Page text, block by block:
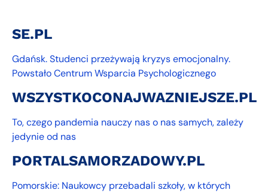
SE.PL
Gdańsk. Studenci przeżywają kryzys emocjonalny.
Powstało Centrum Wsparcia Psychologicznego
WSZYSTKOCONAJWAZNIEJSZE.PL
To, czego pandemia nauczy nas o nas samych, zależy
jedynie od nas
PORTALSAMORZADOWY.PL
Pomorskie: Naukowcy przebadali szkoły, w których